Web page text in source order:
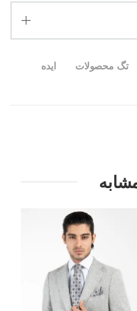
تگ محصولات ایده